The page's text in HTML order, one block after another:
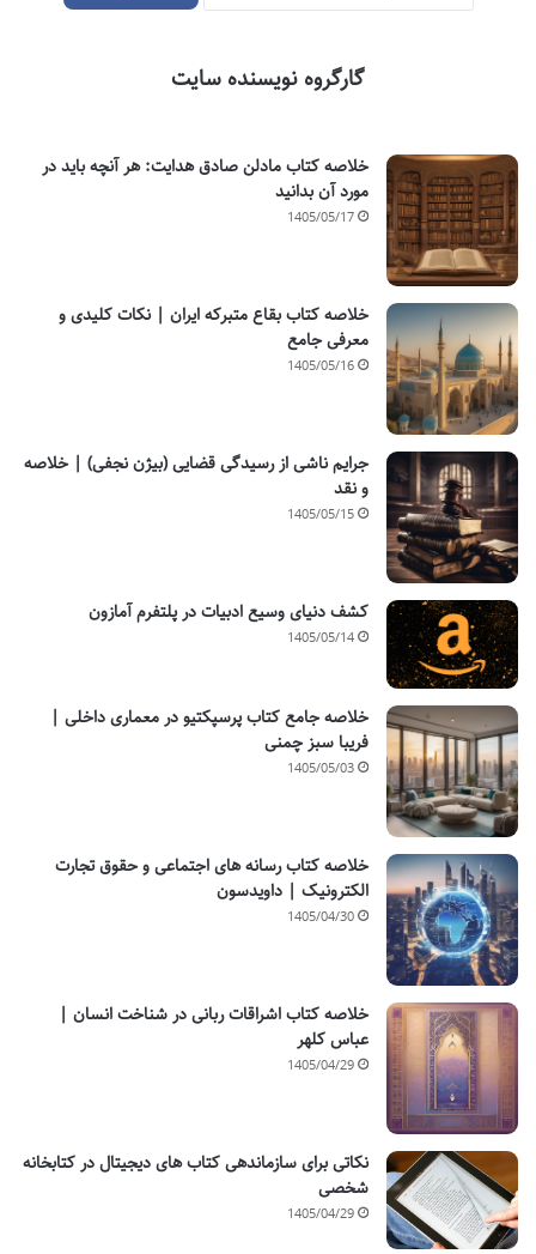
گارگروه نویسنده سایت
خلاصه کتاب مادلن صادق هدایت: هر آنچه باید در
مورد آن بدانید
1405/05/17
خلاصه کتاب بقاع متبرکه ایران | نکات کلیدی و
معرفی جامع
1405/05/16
جرایم ناشی از رسیدگی قضایی (بیژن نجفی) | خلاصه
و نقد
1405/05/15
کشف دنیای وسیع ادبیات در پلتفرم آمازون
1405/05/14
خلاصه جامع کتاب پرسپکتیو در معماری داخلی |
فریبا سبز چمنی
1405/05/03
خلاصه کتاب رسانه های اجتماعی و حقوق تجارت
الکترونیک | داویدسون
1405/04/30
خلاصه کتاب اشراقات ربانی در شناخت انسان |
عباس کلهر
1405/04/29
نکاتی برای سازماندهی کتاب های دیجیتال در کتابخانه
شخصی
1405/04/29